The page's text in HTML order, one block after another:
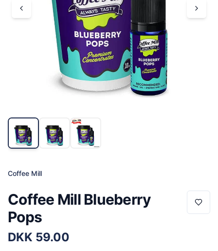
Coffee Mill
Coffee Mill Blueberry
Pops
DKK 59.00